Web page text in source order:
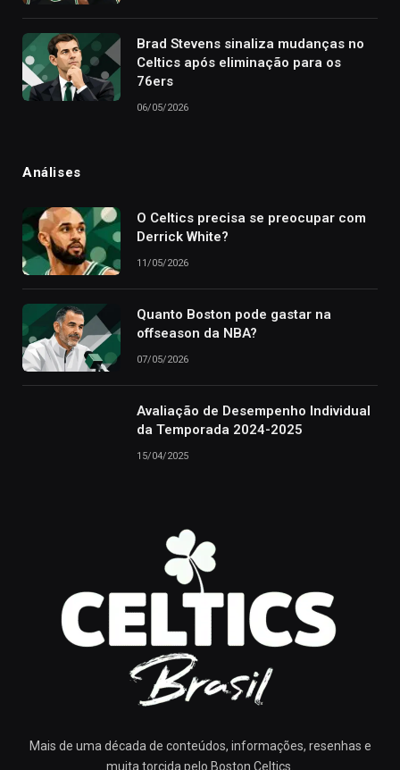
Brad Stevens sinaliza mudanças no
Celtics após eliminação para os
76ers
06/05/2026
Análises
O Celtics precisa se preocupar com
Derrick White?
11/05/2026
Quanto Boston pode gastar na
offseason da NBA?
07/05/2026
Avaliação de Desempenho Individual
da Temporada 2024-2025
15/04/2025
Mais de uma década de conteúdos, informações, resenhas e
muita torcida pelo Boston Celtics.